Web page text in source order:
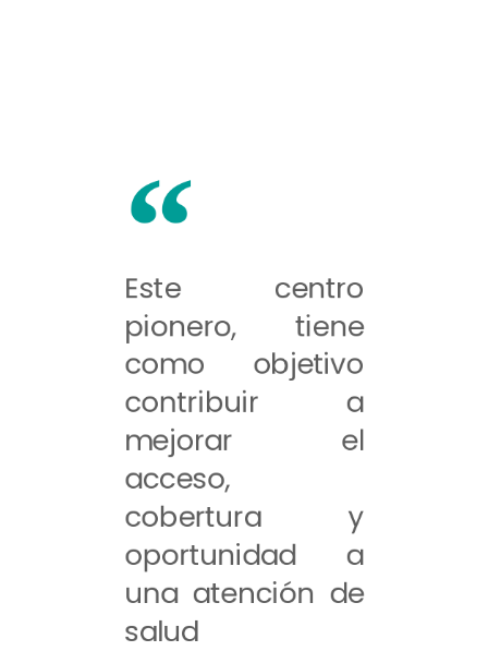
Este centro
pionero, tiene
como objetivo
contribuir a
mejorar el
acceso,
cobertura y
oportunidad a
una atención de
salud